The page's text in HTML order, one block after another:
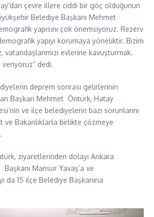
çevre illere ciddi bir göç olduğunun
Belediye Başkanı Mehmet
yapısını çok önemsiyoruz. Rezerv
yapıyı korumaya yöneliktir. Bizim
evlerine kavuşturmak.
dedi.
deprem sonrası gelirlerinin
Başkan Mehmet Öntürk, Hatay
ve ilçe belediyelerin bazı sorunlarını
ve Bakanlıklarla birlikte çözmeye
ziyaretlerinden dolayı Ankara
Mansur Yavaş’a ve
da 15 ilçe Belediye Başkanına